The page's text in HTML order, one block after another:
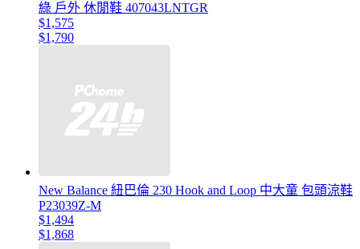
綠 戶外 休閒鞋 407043LNTGR
$1,575
$1,790
New Balance 紐巴倫 230 Hook and Loop 中大童 包頭涼鞋
P23039Z-M
$1,494
$1,868